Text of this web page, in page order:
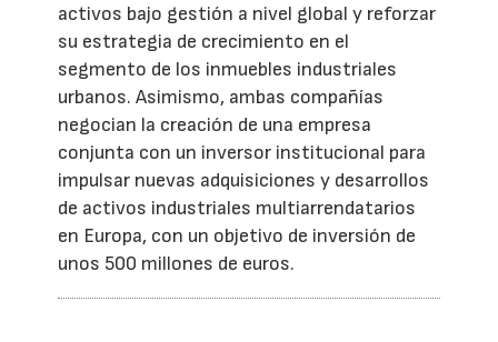
activos bajo gestión a nivel global y reforzar
su estrategia de crecimiento en el
segmento de los inmuebles industriales
urbanos. Asimismo, ambas compañías
negocian la creación de una empresa
conjunta con un inversor institucional para
impulsar nuevas adquisiciones y desarrollos
de activos industriales multiarrendatarios
en Europa, con un objetivo de inversión de
unos 500 millones de euros.